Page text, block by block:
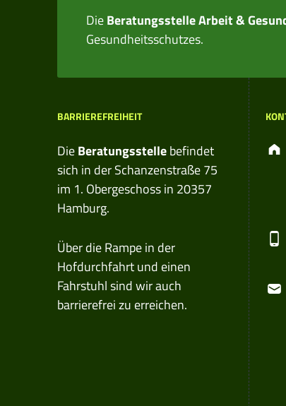
DieBeratungsstelle Arbeit &
Gesundheitsschutzes.
BARRIEREFREIHEIT
DieBeratungsstellebefindet
sich in der Schanzenstraße 75
im 1. Obergeschoss in 20357
Hamburg.
Über die Rampe in der
Hofdurchfahrt und einen
Fahrstuhl sind wir auch
barrierefrei zu erreichen.